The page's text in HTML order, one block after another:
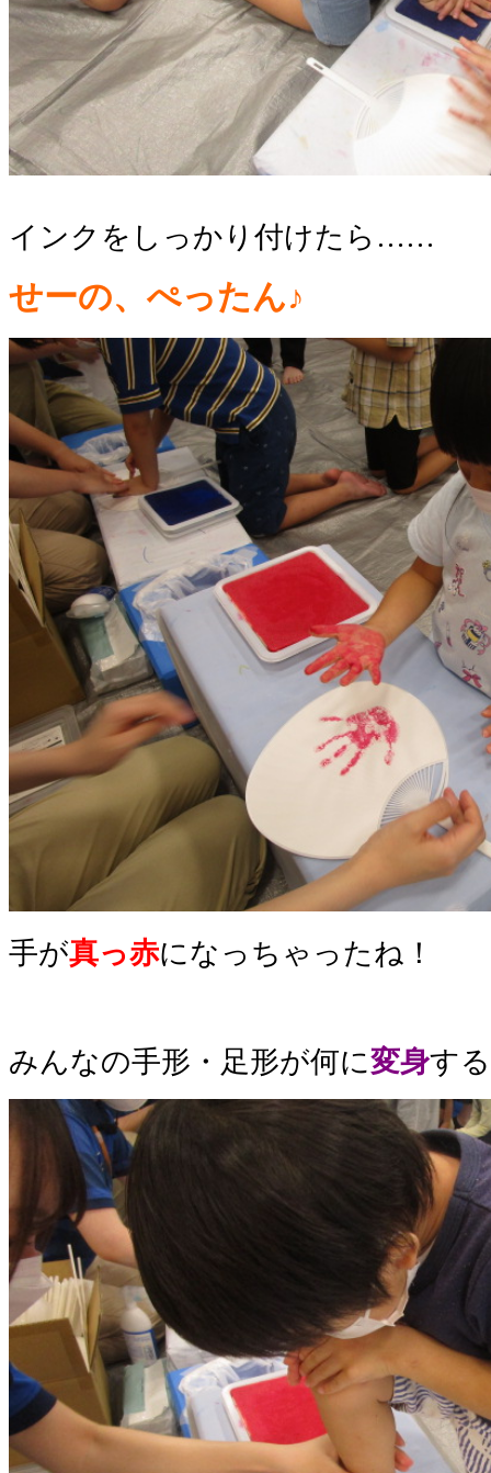
インクをしっかり付けたら……
せーの、ぺったん♪
手が真っ赤になっちゃったね！
みんなの手形・足形が何に変身す